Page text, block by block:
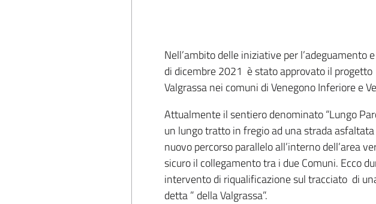
Nell’ambito delle iniziative per
di dicembre 2021 è stato approvato il
Valgrassa nei comuni di Venegono Inferiore e
Attualmente il sentiero denominato “Lungo
un lungo tratto in fregio ad una strada
nuovo percorso parallelo all’interno dell’area
sicuro il collegamento tra i due Comuni. Ecco
intervento di riqualificazione sul tracciato di
detta ” della Valgrassa”.